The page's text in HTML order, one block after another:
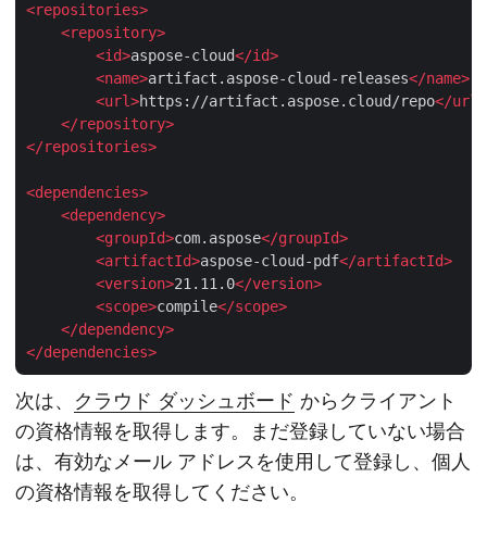
<repositories>
<repository>
<id>aspose-cloud</id>
<name>artifact.aspose-cloud-releases</name>
<url>https://artifact.aspose.cloud/repo</url
</repository>
</repositories>
<dependencies>
<dependency>
<groupId>com.aspose</groupId>
<artifactId>aspose-cloud-pdf</artifactId>
<version>21.11.0</version>
<scope>compile</scope>
</dependency>
</dependencies>
次は、 クラウド ダッシュボード からクライアント
の資格情報を取得します。まだ登録していない場合
は、有効なメール アドレスを使用して登録し、個人
の資格情報を取得してください。